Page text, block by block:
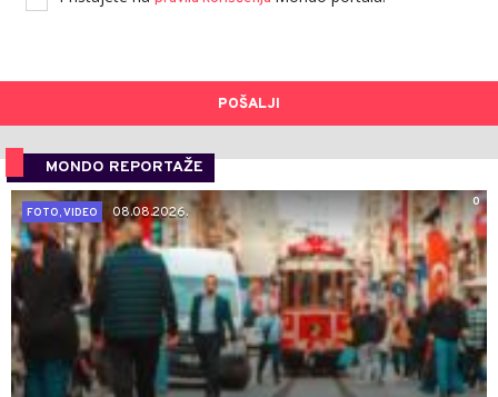
POŠALJI
MONDO REPORTAŽE
0
FOTO, VIDEO
08.08.2026.